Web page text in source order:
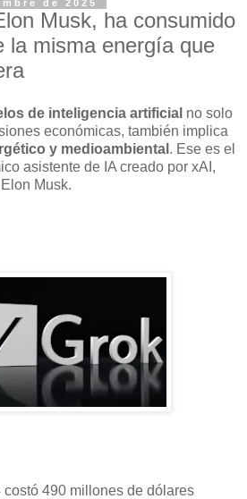
de 2025
Musk, ha consumido
la misma energía que
de inteligencia artificial no solo
económicas, también implica
y medioambiental . Ese es el
asistente de IA creado por xAI,
Musk.
costó 490 millones de dólares